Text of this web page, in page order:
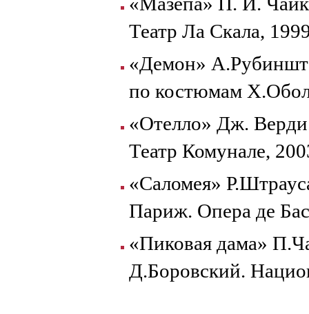
Театр Ла Скала,
«Демон»
по костюмам
«Отелло» Дж.
Театр Комунале,
«Саломея»
Париж. Опера де
«Пиковая дама»
Д.Боровский.